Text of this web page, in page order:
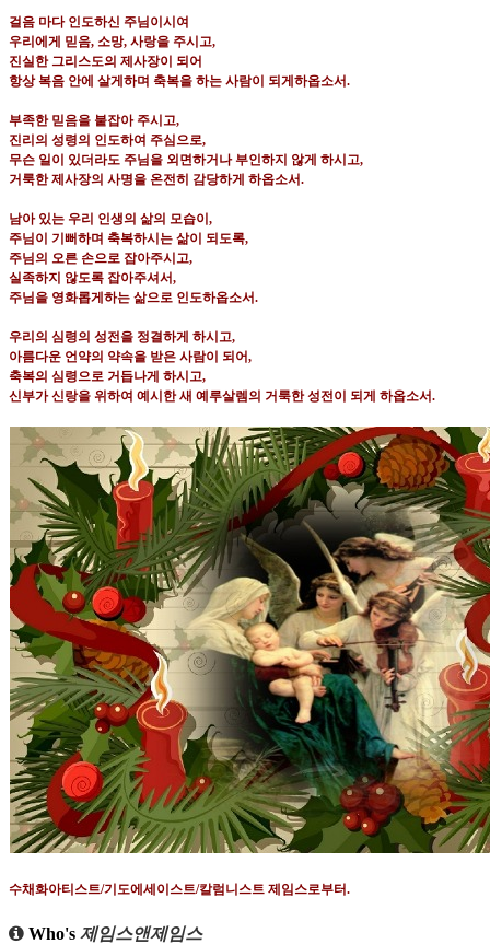
걸음 마다 인도하신 주님이시여
우리에게 믿음, 소망, 사랑을 주시고,
진실한 그리스도의 제사장이 되어
항상 복음 안에 살게하며 축복을 하는 사람이 되게하옵소서.
부족한 믿음을 붙잡아 주시고,
진리의 성령의 인도하여 주심으로,
무슨 일이 있더라도 주님을 외면하거나 부인하지 않게 하시고,
거룩한 제사장의 사명을 온전히 감당하게 하옵소서.
남아 있는 우리 인생의 삶의 모습이 ,
주님이 기뻐하며 축복하시는 삶이 되도록,
주님의 오른 손으로 잡아주시고,
실족하지 않도록 잡아주셔서,
주님을 영화롭게하는 삶으로 인도하옵소서.
우리의 심령의 성전을 정결하게 하시고,
아름다운 언약의 약속을 받은 사람이 되어,
축복의 심령으로 거듭나게 하시고,
신부가 신랑을 위하여 예시한 새 예루살렘의 거룩한 성전이 되게 하옵소서.
수채화아티스트/기도에세이스트/칼럼니스트 제임스로부터.
Who's 제임스앤제임스